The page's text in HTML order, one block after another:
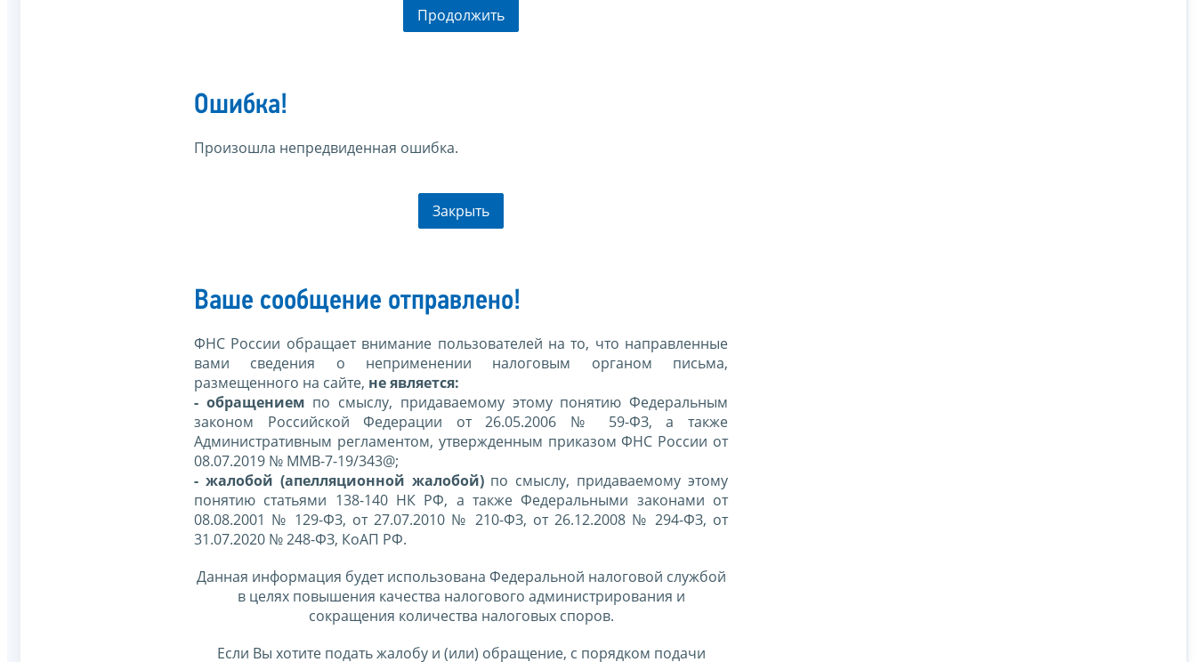
Продолжить
Ошибка!
Произошла непредвиденная ошибка.
Закрыть
Ваше сообщение отправлено!
ФНС России обращает внимание пользователей на то, что направленные
вами сведения о неприменении налоговым органом письма,
размещенного на сайте, не является:
- обращением по смыслу, придаваемому этому понятию Федеральным
законом Российской Федерации от 26.05.2006 № 59-ФЗ, а также
Административным регламентом, утвержденным приказом ФНС России от
08.07.2019 № ММВ-7-19/343@;
- жалобой (апелляционной жалобой)по смыслу, придаваемому этому
понятию статьями 138-140 НК РФ, а также Федеральными законами от
08.08.2001 № 129-ФЗ, от 27.07.2010 № 210-ФЗ, от 26.12.2008 № 294-ФЗ, от
31.07.2020 № 248-ФЗ, КоАП РФ.
Данная информация будет использована Федеральной налоговой службой
в целях повышения качества налогового администрирования и
сокращения количества налоговых споров.
Если Вы хотите подать жалобу и (или) обращение, с порядком подачи